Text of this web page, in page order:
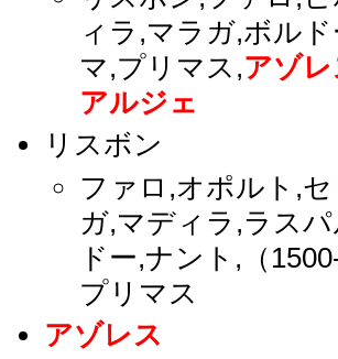
ィラ,マラガ,ボル
マ,プリマス,アゾ
アルジェ
リスボン
ファロ,オポルト,
ガ,マディラ,ラス
ドー,ナント,（
プリマス
アゾレス